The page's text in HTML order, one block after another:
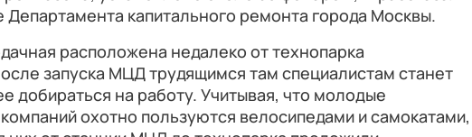
Департамента капитального ремонта города Москвы.
расположена недалеко от технопарка
запуска МЦД трудящимся там специалистам станет
добираться на работу. Учитывая, что молодые
охотно пользуются велосипедами и самокатами,